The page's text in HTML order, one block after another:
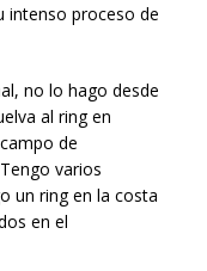
intenso proceso de
no lo hago desde
al ring en
de
varios
un ring en la costa
en el